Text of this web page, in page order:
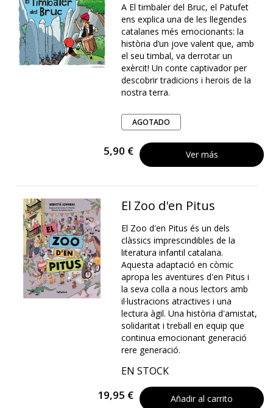
A El timbaler del Bruc, el Patufet
ens explica una de les llegendes
catalanes més emocionants: la
història d’un jove valent que, amb
el seu timbal, va derrotar un
exèrcit! Un conte captivador per
descobrir tradicions i herois de la
nostra terra.
AGOTADO
5,90 € Ver más
El Zoo d'en Pitus
El Zoo d'en Pitus és un dels
clàssics imprescindibles de la
literatura infantil catalana.
Aquesta adaptació en còmic
apropa les aventures d'en Pitus i
la seva colla a nous lectors amb
il·lustracions atractives i una
lectura àgil. Una història d'amistat,
solidaritat i treball en equip que
continua emocionant generació
rere generació.
EN STOCK
19,95 € Añadir al carrito